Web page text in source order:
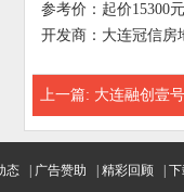
参考价：起价15300
开发商：大连冠信房
上一篇: 大连融创壹
态 广告赞助 精彩回顾